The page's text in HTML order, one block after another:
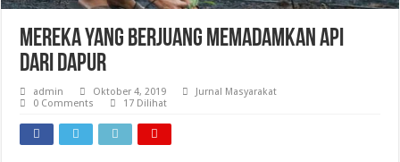
Mereka Yang Berjuang Memadamkan Api
Dari Dapur
admin Oktober 4, 2019
Jurnal Masyarakat
0 Comments
17 Dilihat